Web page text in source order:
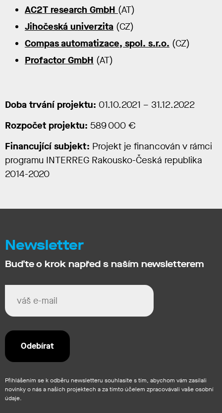
AC2T research GmbH (AT)
Jihočeská univerzita (CZ)
Compas automatizace, spol. s.r.o. (CZ)
Profactor GmbH (AT)
Doba trvání projektu: 01.10.2021 – 31.12.2022
Rozpočet projektu: 589 000 €
Financující subjekt: Projekt je financován v rámci
programu INTERREG Rakousko-Česká republika
2014-2020
Newsletter
Buďte o krok napřed s naším newsletterem
Přihlášením se k odběru newsletteru souhlasíte s tím, abychom vám zasílali
novinky o nás a našich projektech a za tímto účelem zpracovávali vaše osobní
údaje.